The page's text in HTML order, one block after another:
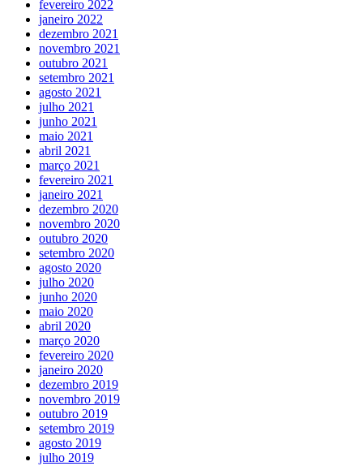
fevereiro 2022
janeiro 2022
dezembro 2021
novembro 2021
outubro 2021
setembro 2021
agosto 2021
julho 2021
junho 2021
maio 2021
abril 2021
março 2021
fevereiro 2021
janeiro 2021
dezembro 2020
novembro 2020
outubro 2020
setembro 2020
agosto 2020
julho 2020
junho 2020
maio 2020
abril 2020
março 2020
fevereiro 2020
janeiro 2020
dezembro 2019
novembro 2019
outubro 2019
setembro 2019
agosto 2019
julho 2019